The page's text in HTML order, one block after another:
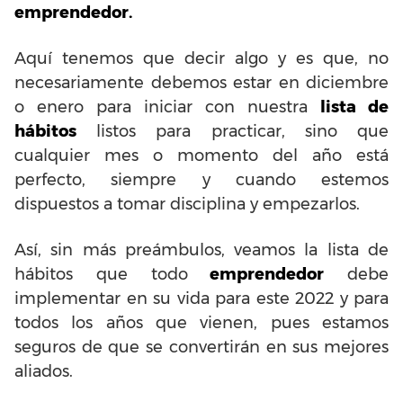
emprendedor.
Aquí tenemos que decir algo y es que, no
necesariamente debemos estar en diciembre
o enero para iniciar con nuestra lista de
hábitos listos para practicar, sino que
cualquier mes o momento del año está
perfecto, siempre y cuando estemos
dispuestos a tomar disciplina y empezarlos.
Así, sin más preámbulos, veamos la lista de
hábitos que todoemprendedor debe
implementar en su vida para este 2022 y para
todos los años que vienen, pues estamos
seguros de que se convertirán en sus mejores
aliados.